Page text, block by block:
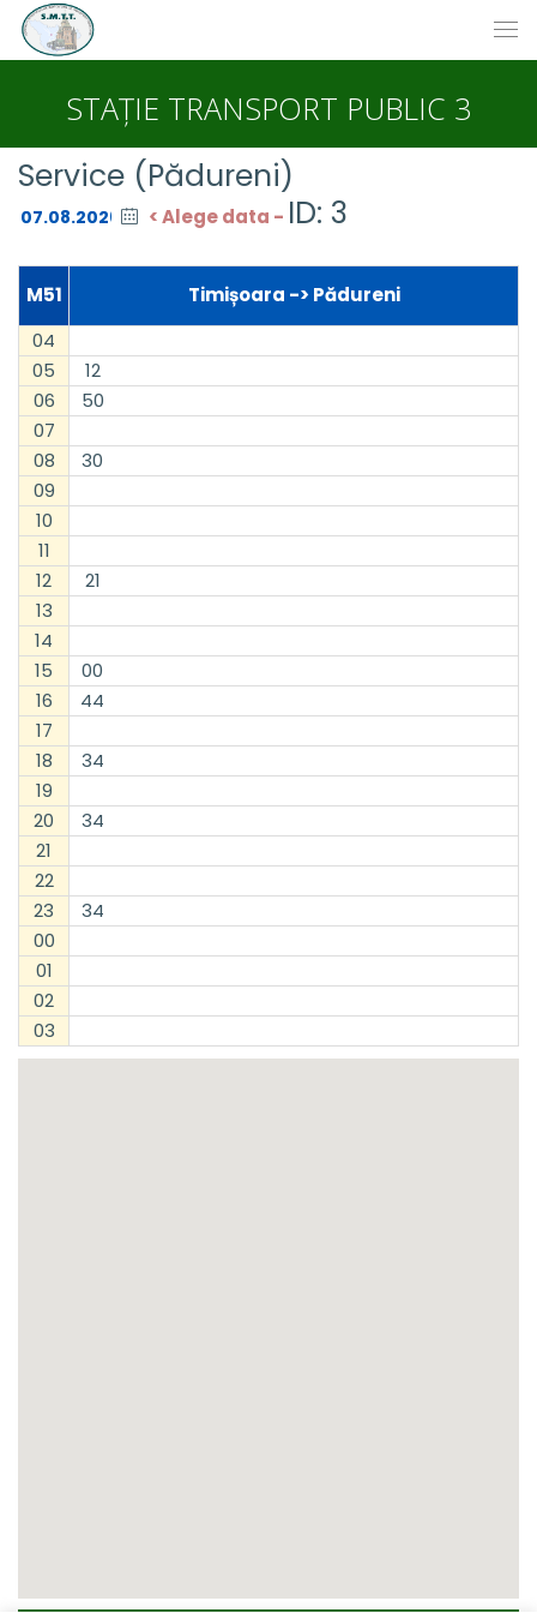
STAȚIE TRANSPORT PUBLIC 3
Service (Pădureni)
< Alege data - ID: 3
M51
Timișoara -> Pădureni
04
05
12
06
50
07
08
30
09
10
11
12
21
13
14
15
00
16
44
17
18
34
19
20
34
21
22
23
34
00
01
02
03